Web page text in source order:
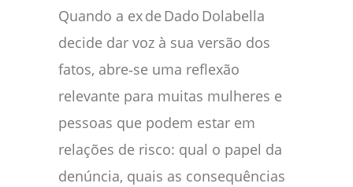
Quando a ex de Dado Dolabella
decide dar voz à sua versão dos
fatos, abre‑se uma reflexão
relevante para muitas mulheres e
pessoas que podem estar em
relações de risco: qual o papel da
denúncia, quais as consequências